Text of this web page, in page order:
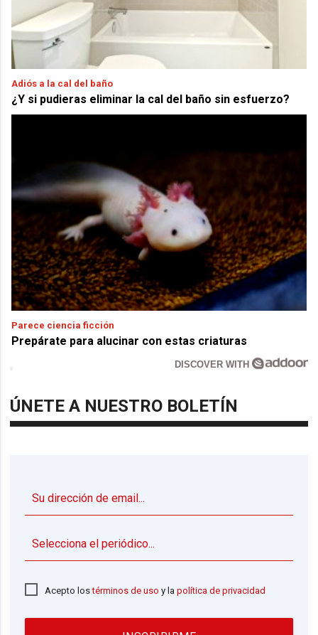
Adiós a la cal del baño
¿Y si pudieras eliminar la cal del baño sin esfuerzo?
Parece ciencia ficción
Prepárate para alucinar con estas criaturas
DISCOVER WITH
ÚNETE A NUESTRO BOLETÍN
Acepto lostérminos de uso y lapolítica de privacidad